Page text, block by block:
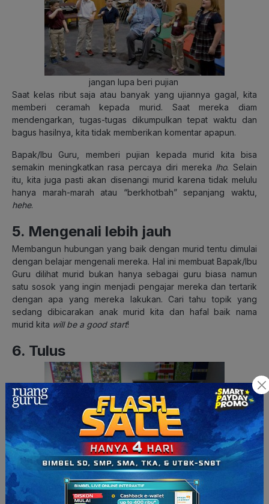
jangan lupa beri pujian
Saat kelas ribut saja atau banyak yang ujiannya gagal, kita
memberi ceramah kepada murid. Saat mereka diam
mendengarkan, tugas-tugas dikumpulkan tepat waktu dan
bagus hasilnya, kita tidak memberikan komentar apapun.
Bapak/Ibu Guru, memberi pujian kepada murid kita bisa
semakin meningkatkan rasa percaya diri mereka lho. Selain
itu, kita juga pasti akan disenangi murid karena tidak melulu
hanya marah-marah atau “berkhotbah” sepanjang waktu,
hehe.
5. Mengenali lebih jauh
Membangun hubungan yang baik dengan murid tentu dimulai
dengan belajar mengenali mereka. Hal ini membuat Bapak/Ibu
Guru dilihat murid bukan hanya sebagai guru biasa namun
satu sosok yang ingin menjadi pengajar mereka dan tertarik
dengan apa yang mereka lakukan. Cari tahu topik yang
sedang dibicarakan anak murid kita dan hafal baik nama
murid kita will be a good start!
6. Tulus